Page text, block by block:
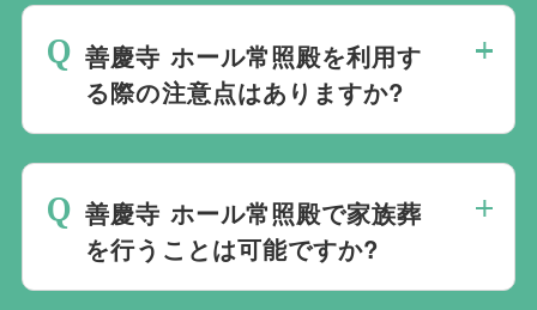
く、近年では自宅でご葬儀を行う自宅葬を
選ばれる方もいます。私たちは自宅でのご
葬儀を含め多くの実績がございますので、
ください。
この葬儀会社から予約をしても式場利用料
は同じです。
善慶寺 ホール常照殿を利用す
る際の注意点はありますか?
れる人数によって選んだ式場が適している
か注意しておくと良いです。当社の相談員
は斎場を熟知しておりますので、ご不安な
善慶寺 ホール常照殿で家族葬
を行うことは可能ですか?